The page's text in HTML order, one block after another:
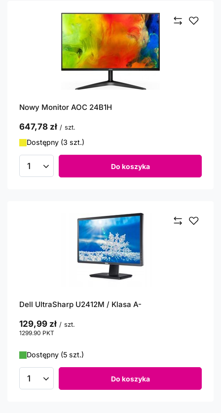
Nowy Monitor AOC 24B1H
647,78 zł / szt.
Dostępny (3 szt.)
Ilość produktów Do koszyka
Dell UltraSharp U2412M / Klasa A-
129,99 zł / szt.
1299.90 PKT
Dostępny (5 szt.)
Ilość produktów Do koszyka